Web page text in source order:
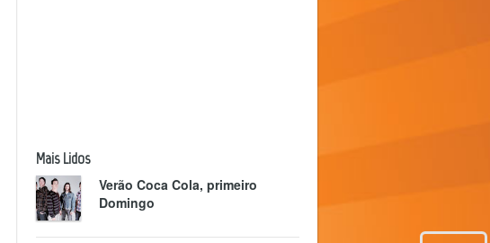
Mais Lidos
Verão Coca Cola, primeiro
Domingo